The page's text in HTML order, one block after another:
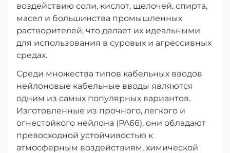
воздействию соли, кислот, щелочей, спирта,
масел и большинства промышленных
растворителей, что делает их идеальными
для использования в суровых и агрессивных
средах.
Среди множества типов кабельных вводов
нейлоновые кабельные вводы являются
одним из самых популярных вариантов.
Изготовленные из прочного, легкого и
огнестойкого нейлона (PA66), они обладают
превосходной устойчивостью к
атмосферным воздействиям, химической